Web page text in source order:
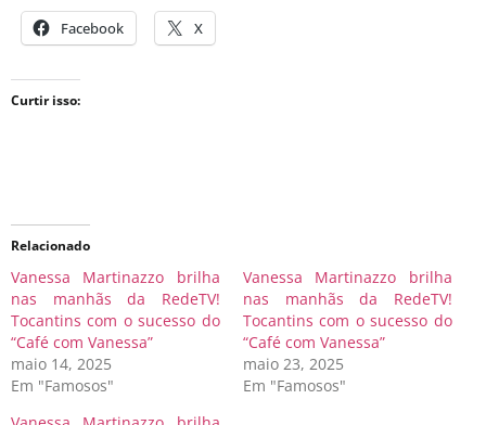
Facebook X
Curtir isso:
Relacionado
Vanessa Martinazzo brilha
nas manhãs da RedeTV!
Tocantins com o sucesso do
“Café com Vanessa”
maio 14, 2025
Em "Famosos"
Vanessa Martinazzo brilha
nas manhãs da RedeTV!
Tocantins com o sucesso do
“Café com Vanessa”
maio 23, 2025
Em "Famosos"